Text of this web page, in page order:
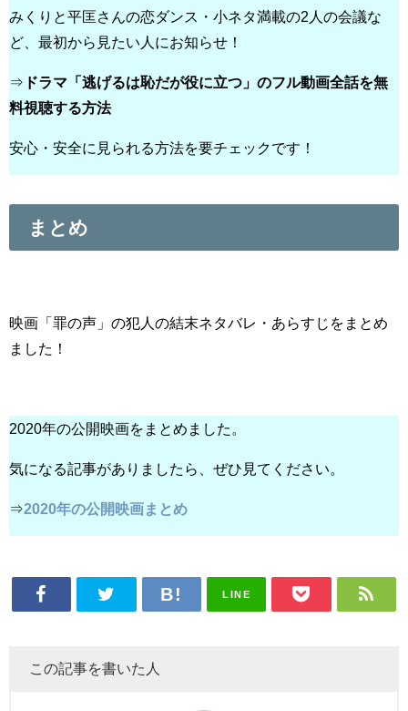
みくりと平匡さんの恋ダンス・小ネタ満載の2人の会議な
ど、最初から見たい人にお知らせ！
⇒ ドラマ「逃げるは恥だが役に立つ」のフル動画全話を無
料視聴する方法
安心・安全に見られる方法を要チェックです！
まとめ
映画「罪の声」の犯人の結末ネタバレ・あらすじをまとめ
ました！
2020年の公開映画をまとめました。
気になる記事がありましたら、ぜひ見てください。
⇒2020年の公開映画まとめ
LINE
この記事を書いた人